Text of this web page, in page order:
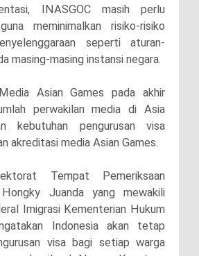
INASGOC masih perlu
meminimalkan risiko-risiko
seperti aturan-
masing-masing instansi negara.
Asian Games pada akhir
perwakilan media di Asia
kebutuhan pengurusan visa
akreditasi media Asian Games.
Tempat Pemeriksaan
Juanda yang mewakili
Imigrasi Kementerian Hukum
Indonesia akan tetap
visa bagi setiap warga